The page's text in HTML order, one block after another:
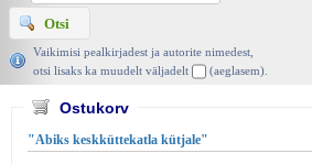
Vaikimisi pealkirjadest ja autorite nimedest,
otsi lisaks ka muudelt väljadelt
(aeglasem).
Ostukorv
"Abiks keskküttekatla kütjale"